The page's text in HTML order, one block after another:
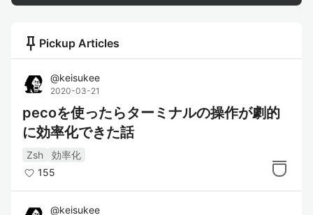
push_pin Pickup Articles
@keisukee
2020-03-21
pecoを使ったらターミナルの操作が劇的
に効率化できた話
Zsh
効率化
155
@keisukee